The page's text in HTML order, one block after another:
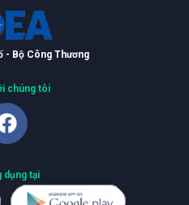
- Bộ Công Thương
chúng tôi
dụng tại